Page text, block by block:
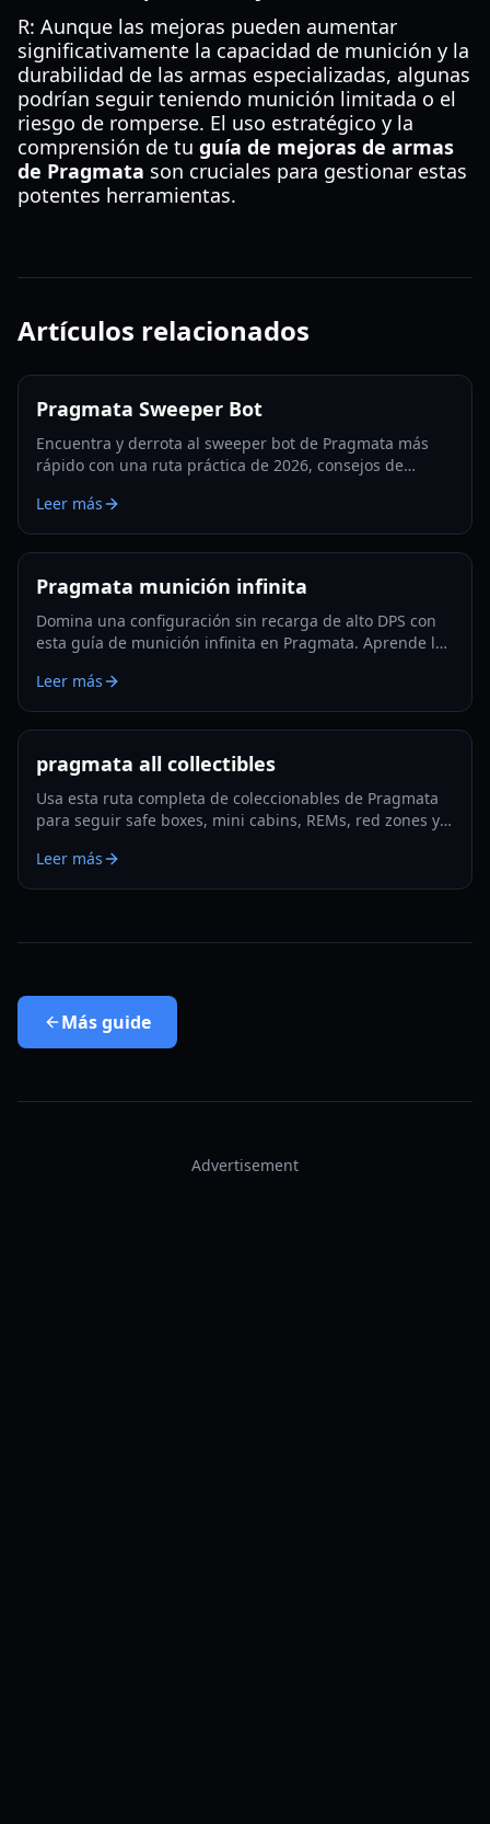
R: Aunque las mejoras pueden aumentar
significativamente la capacidad de munición y la
durabilidad de las armas especializadas, algunas
podrían seguir teniendo munición limitada o el
riesgo de romperse. El uso estratégico y la
comprensión de tu guía de mejoras de armas
de Pragmata son cruciales para gestionar estas
potentes herramientas.
Artículos relacionados
Pragmata Sweeper Bot
Encuentra y derrota al sweeper bot de Pragmata más
rápido con una ruta práctica de 2026, consejos de
Filamento Luna.
Leer más
Pragmata munición infinita
Domina una configuración sin recarga de alto DPS con
esta guía de munición infinita en Pragmata. Aprende los
supervivencia y optimización lista para Lunatic Plus.
Leer más
pragmata all collectibles
Usa esta ruta completa de coleccionables de Pragmata
para seguir safe boxes, mini cabins, REMs, red zones y
en 2026.
Leer más
Másguide
Advertisement